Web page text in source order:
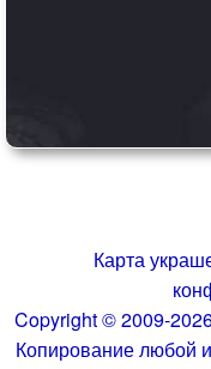
Карта
Copyright © 2009-
Копирование любой